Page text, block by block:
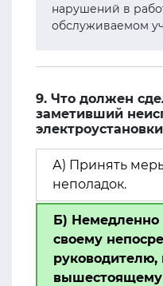
нарушений в
обслуживаемом
9. Что должен
заметивший
А) Принять
неполадок.
Б) Немедленно
своему
руководителю,
вышестоящему